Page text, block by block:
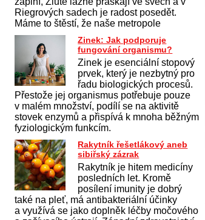
Riegrových sadech je radost posedět.
Máme to štěstí, že naše metropole
Zinek: Jak podporuje
fungování organismu?
Zinek je esenciální stopový
prvek, který je nezbytný pro
řadu biologických procesů.
Přestože jej organismus potřebuje pouze
v malém množství, podílí se na aktivitě
stovek enzymů a přispívá k mnoha běžným
fyziologickým funkcím.
Rakytník řešetlákový aneb
sibiřský zázrak
Rakytník je hitem medicíny
posledních let. Kromě
posílení imunity je dobrý
také na pleť, má antibakteriální účinky
a využívá se jako doplněk léčby močového